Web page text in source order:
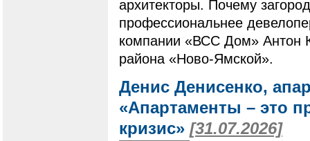
архитекторы. Почему
профессиональнее
компании «ВСС Дом» Антон
района «Ново-Ямской».
Денис Денисенко,
«Апартаменты – это
кризис» [31.07.2026]